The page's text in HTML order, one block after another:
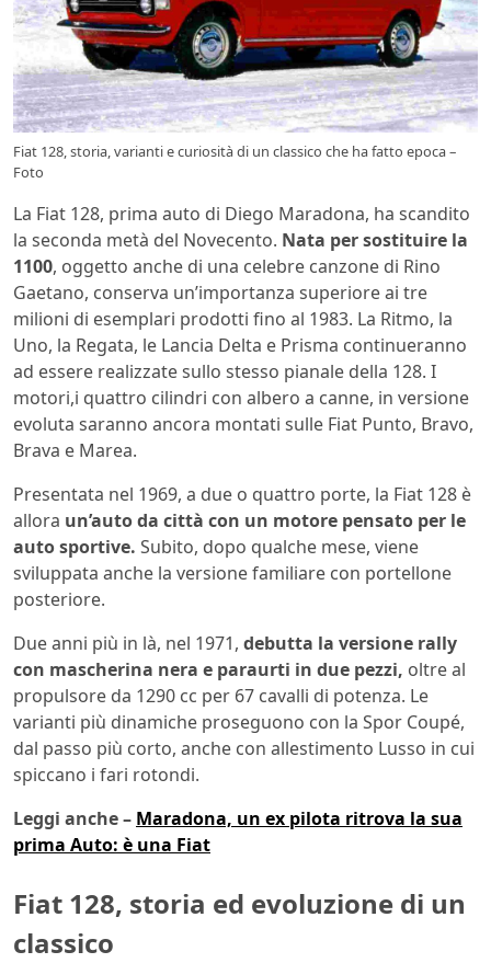
Fiat 128, storia, varianti e curiosità di un classico che ha fatto epoca –
Foto
La Fiat 128, prima auto di Diego Maradona, ha scandito
la seconda metà del Novecento. Nata per sostituire la
1100, oggetto anche di una celebre canzone di Rino
Gaetano, conserva un’importanza superiore ai tre
milioni di esemplari prodotti fino al 1983. La Ritmo, la
Uno, la Regata, le Lancia Delta e Prisma continueranno
ad essere realizzate sullo stesso pianale della 128. I
motori,i quattro cilindri con albero a canne, in versione
evoluta saranno ancora montati sulle Fiat Punto, Bravo,
Brava e Marea.
Presentata nel 1969, a due o quattro porte, la Fiat 128 è
allora un’auto da città con un motore pensato per le
auto sportive. Subito, dopo qualche mese, viene
sviluppata anche la versione familiare con portellone
posteriore.
Due anni più in là, nel 1971, debutta la versione rally
con mascherina nera e paraurti in due pezzi, oltre al
propulsore da 1290 cc per 67 cavalli di potenza. Le
varianti più dinamiche proseguono con la Spor Coupé,
dal passo più corto, anche con allestimento Lusso in cui
spiccano i fari rotondi.
Leggi anche – Maradona, un ex pilota ritrova la sua
prima Auto: è una Fiat
Fiat 128, storia ed evoluzione di un
classico